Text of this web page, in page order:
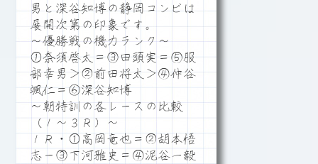
男と深谷知博の静岡コンビは
展開次第の印象です。
～優勝戦の機力ランク～
①奈須啓太＝③田頭実＝⑤服
部幸男＞②前田将太＞④仲谷
颯仁＝⑥深谷知博
～朝特訓の各レースの比較
（１～３Ｒ）～
１Ｒ・①高岡竜也＝②胡本悟
志ー③下河雅史＝④泥谷一毅